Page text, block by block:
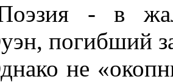
- в
погибший
не